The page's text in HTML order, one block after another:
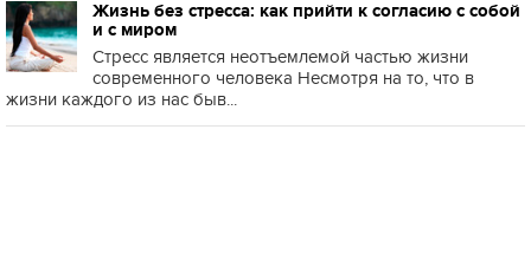
Жизнь без стресса: как прийти к согласию с собой
и с миром
Стресс является неотъемлемой частью жизни
современного человека Несмотря на то, что в
жизни каждого из нас быв...